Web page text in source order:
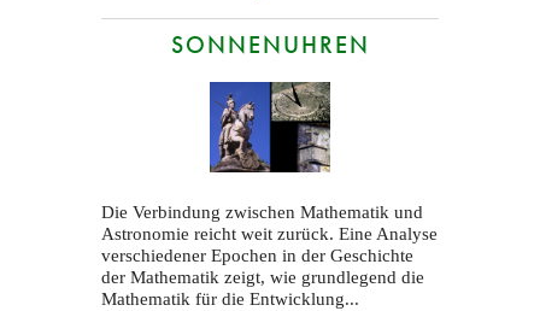
SONNENUHREN
Die Verbindung zwischen Mathematik und
Astronomie reicht weit zurück. Eine Analyse
verschiedener Epochen in der Geschichte
der Mathematik zeigt, wie grundlegend die
Mathematik für die Entwicklung...